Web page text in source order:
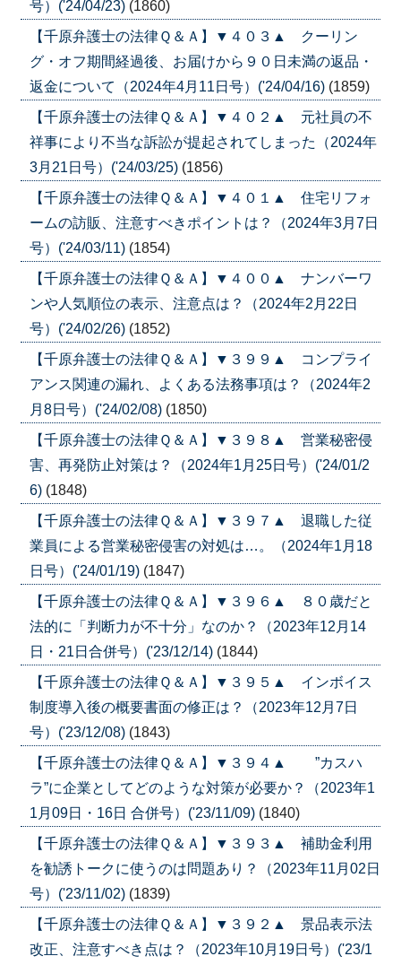
号）('24/04/23) (1860)
【千原弁護士の法律Ｑ＆Ａ】▼４０３▲ クーリン
グ・オフ期間経過後、お届けから９０日未満の返品・
返金について（2024年4月11日号）('24/04/16) (1859)
【千原弁護士の法律Ｑ＆Ａ】▼４０２▲ 元社員の不
祥事により不当な訴訟が提起されてしまった（2024年
3月21日号）('24/03/25) (1856)
【千原弁護士の法律Ｑ＆Ａ】▼４０１▲ 住宅リフォ
ームの訪販、注意すべきポイントは？（2024年3月7日
号）('24/03/11) (1854)
【千原弁護士の法律Ｑ＆Ａ】▼４００▲ ナンバーワ
ンや人気順位の表示、注意点は？（2024年2月22日
号）('24/02/26) (1852)
【千原弁護士の法律Ｑ＆Ａ】▼３９９▲ コンプライ
アンス関連の漏れ、よくある法務事項は？（2024年2
月8日号）('24/02/08) (1850)
【千原弁護士の法律Ｑ＆Ａ】▼３９８▲ 営業秘密侵
害、再発防止対策は？（2024年1月25日号）('24/01/2
6) (1848)
【千原弁護士の法律Ｑ＆Ａ】▼３９７▲ 退職した従
業員による営業秘密侵害の対処は…。（2024年1月18
日号）('24/01/19) (1847)
【千原弁護士の法律Ｑ＆Ａ】▼３９６▲ ８０歳だと
法的に「判断力が不十分」なのか？（2023年12月14
日・21日合併号）('23/12/14) (1844)
【千原弁護士の法律Ｑ＆Ａ】▼３９５▲ インボイス
制度導入後の概要書面の修正は？（2023年12月7日
号）('23/12/08) (1843)
【千原弁護士の法律Ｑ＆Ａ】▼３９４▲ ”カスハ
ラ”に企業としてどのような対策が必要か？（2023年1
1月09日・16日 合併号）('23/11/09) (1840)
【千原弁護士の法律Ｑ＆Ａ】▼３９３▲ 補助金利用
を勧誘トークに使うのは問題あり？（2023年11月02日
号）('23/11/02) (1839)
【千原弁護士の法律Ｑ＆Ａ】▼３９２▲ 景品表示法
改正、注意すべき点は？（2023年10月19日号）('23/1